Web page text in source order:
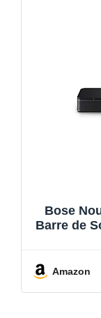
Bose
Barre de
Amazon